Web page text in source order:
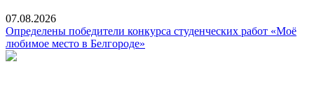
07.08.2026
Определены победители конкурса студенческих работ «Моё
любимое место в Белгороде»